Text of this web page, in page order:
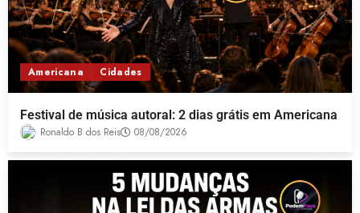
Americana Cidades
Festival de música autoral: 2 dias grátis em Americana
Ronaldo B dos Reis 08/08/2026